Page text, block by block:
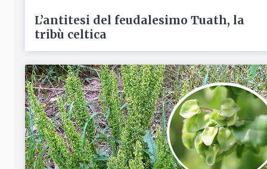
L’antitesi del feudalesimo Tuath, la
tribù celtica